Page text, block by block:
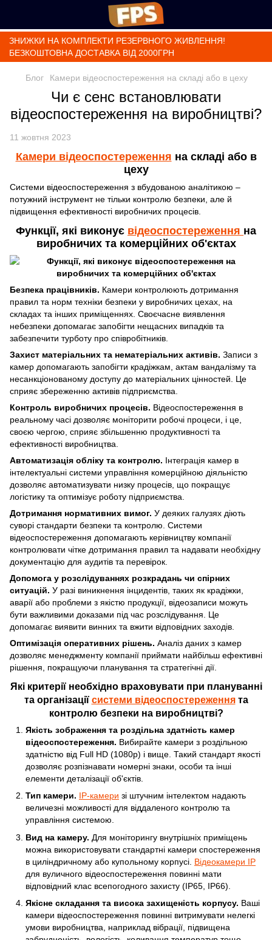
ЗНИЖКИ НА КОМПЛЕКТИ РЕЗЕРВНОГО ЖИВЛЕННЯ!
БЕЗКОШТОВНА ДОСТАВКА ВІД 2000ГРН
Блог Камери відеоспостереження на складі або в цеху
Чи є сенс встановлювати
відеоспостереження на виробництві?
11 жовтня 2023
Камери відеоспостереження на складі або в
цеху
Системи відеоспостереження з вбудованою аналітикою –
потужний інструмент не тільки контролю безпеки, але й
підвищення ефективності виробничих процесів.
Функції, які виконує відеоспостереження на
виробничих та комерційних об'єктах
Безпека працівників. Камери контролюють дотримання
правил та норм техніки безпеки у виробничих цехах, на
складах та інших приміщеннях. Своєчасне виявлення
небезпеки допомагає запобігти нещасних випадків та
забезпечити турботу про співробітників.
Захист матеріальних та нематеріальних активів. Записи з
камер допомагають запобігти крадіжкам, актам вандалізму та
несанкціонованому доступу до матеріальних цінностей. Це
сприяє збереженню активів підприємства.
Контроль виробничих процесів. Відеоспостереження в
реальному часі дозволяє моніторити робочі процеси, і це,
своєю чергою, сприяє збільшенню продуктивності та
ефективності виробництва.
Автоматизація обліку та контролю. Інтеграція камер в
інтелектуальні системи управління комерційною діяльністю
дозволяє автоматизувати низку процесів, що покращує
логістику та оптимізує роботу підприємства.
Дотримання нормативних вимог. У деяких галузях діють
суворі стандарти безпеки та контролю. Системи
відеоспостереження допомагають керівництву компанії
контролювати чітке дотримання правил та надавати необхідну
документацію для аудитів та перевірок.
Допомога у розслідуваннях розкрадань чи спірних
ситуацій. У разі виникнення інцидентів, таких як крадіжки,
аварії або проблеми з якістю продукції, відеозаписи можуть
бути важливими доказами під час розслідування. Це
допомагає виявити винних та вжити відповідних заходів.
Оптимізація оперативних рішень. Аналіз даних з камер
дозволяє менеджменту компанії приймати найбільш ефективні
рішення, покращуючи планування та стратегічні дії.
Які критерії необхідно враховувати при плануванні
та організації системи відеоспостереженнята
контролю безпеки на виробництві?
Якість зображення та роздільна здатність камер
відеоспостереження. Вибирайте камери з роздільною
здатністю від Full HD (1080p) і вище. Такий стандарт якості
дозволяє розпізнавати номерні знаки, особи та інші
елементи деталізації об'єктів.
Тип камери. IP-камери зі штучним інтелектом надають
величезні можливості для віддаленого контролю та
управління системою.
Вид на камеру. Для моніторингу внутрішніх приміщень
можна використовувати стандартні камери спостереження
в циліндричному або купольному корпусі. Відеокамери IP
для вуличного відеоспостереження повинні мати
відповідний клас всепогодного захисту (IP65, IP66).
Якісне складання та висока захищеність корпусу. Ваші
камери відеоспостереження повинні витримувати нелегкі
умови виробництва, наприклад вібрації, підвищена